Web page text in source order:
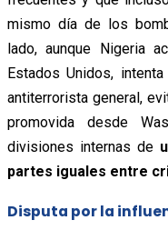
mismo día de los
lado, aunque Nigeria
Estados Unidos,
antiterrorista general,
promovida desde
divisiones internas de
partes iguales entre
Disputa por la